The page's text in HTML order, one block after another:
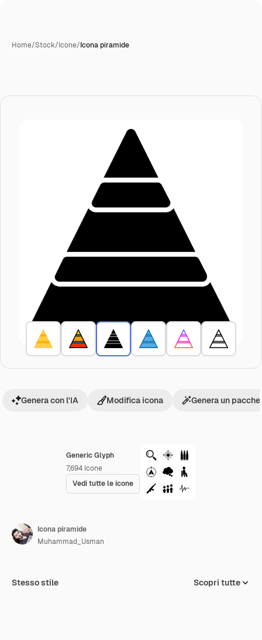
Home/Stock/Icone/Icona piramide
Generic Glyph
7,694 Icone
Vedi tutte le icone
Genera con l'IA Modifica icona Genera un
Icona piramide
Muhammad_Usman
Stesso stile Scopri tutte